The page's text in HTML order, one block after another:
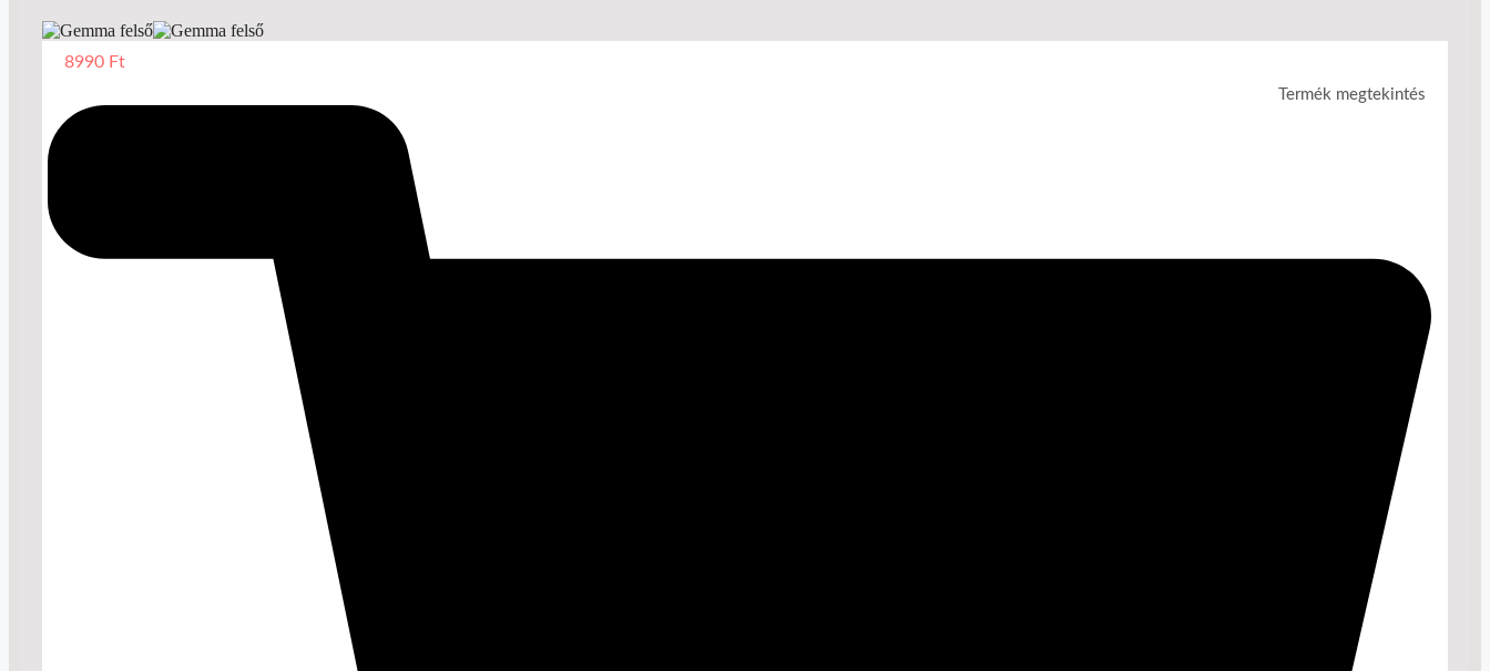
8990 Ft
Termék megtekintés